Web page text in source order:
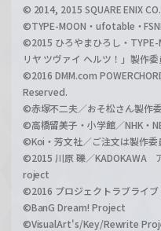
© 2014, 2015 SQUARE ENIX
©TYPE-MOON・ufotable・
©2015 ひろやまひろし・TYPE-
リヤ ツヴァイ ヘルツ！」製作
©2016 DMM.com
Reserved.
©赤塚不二夫／おそ松さん製作
©高橋留美子・小学館／NHK・
©Koi・芳文社／ご注文は製作委
©2015 川原 礫／KADOKAWA
roject
©2016 プロジェクトラブライブ
©BanG Dream! Project
©VisualArt's/Key/Rewrite